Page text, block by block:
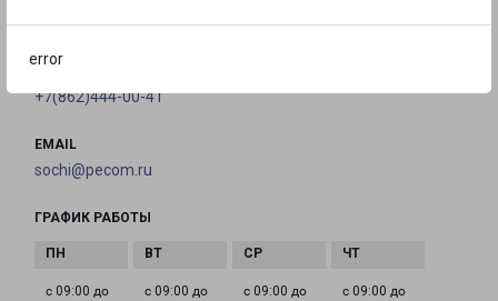
error
на карте
+7(862)444-00-41
EMAIL
sochi@pecom.ru
ГРАФИК РАБОТЫ
с 09:00 до
с 09:00 до
с 09:00 до
с 09:00 до